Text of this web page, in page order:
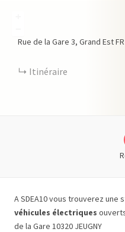
Rue de la Gare 3 Grand EstFR
Itinéraire
A SDEA10 vous trouverez une
véhicules électriques
de la Gare 10320 JEUGNY